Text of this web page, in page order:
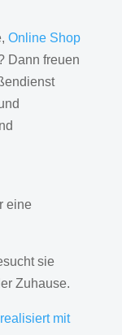
Online Shop
Dann freuen
eine
sie
Zuhause.
mit